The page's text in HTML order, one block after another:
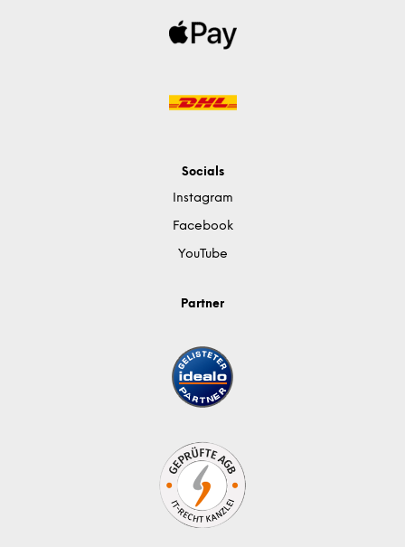
Socials
Instagram
Facebook
YouTube
Partner